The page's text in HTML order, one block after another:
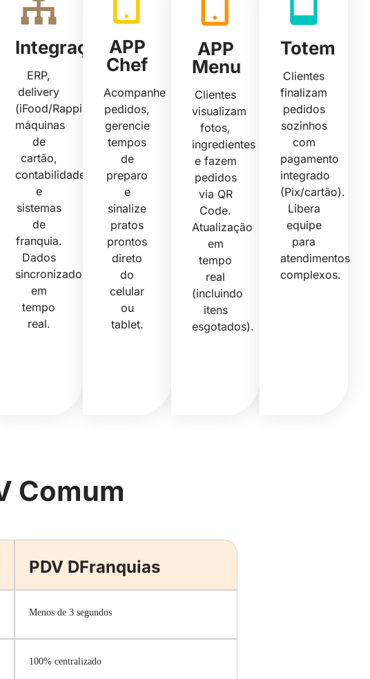
Integrações
ERP,
delivery
(iFood/Rappi),
máquinas
de
cartão,
contabilidade
e
sistemas
de
franquia.
Dados
sincronizados
em
tempo
real.
APP
Chef
Acompanhe
pedidos,
gerencie
tempos
de
preparo
e
sinalize
pratos
prontos
direto
do
celular
ou
tablet.
APP
Menu
Clientes
visualizam
fotos,
ingredientes
e fazem
pedidos
via QR
Code.
Atualização
em
tempo
real
(incluindo
itens
esgotados).
Totem
Clientes
finalizam
pedidos
sozinhos
com
pagamento
integrado
(Pix/cartão).
Libera
equipe
para
atendimentos
complexos.
Comum
PDV DFranquias
Menos de 3 segundos
100% centralizado